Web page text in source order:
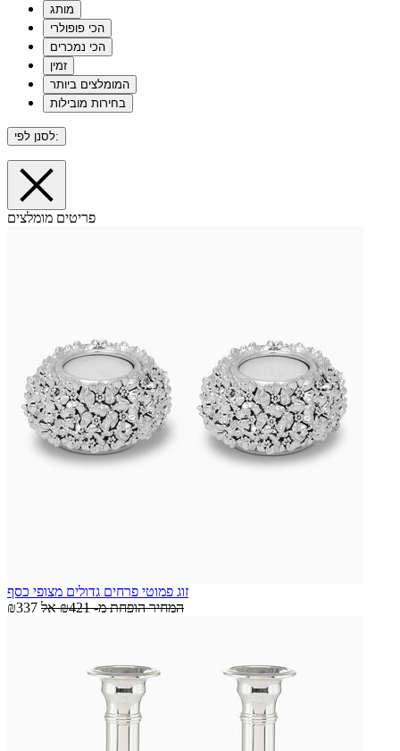
מותג
הכי פופולרי
הכי נמכרים
זמין
המומלצים ביותר
בחירות מובילות
לסנן לפי:
פריטים מומלצים
זוג פמוטי פרחים גדולים מצופי כסף
₪337
המחיר הופחת מ-₪421 אל